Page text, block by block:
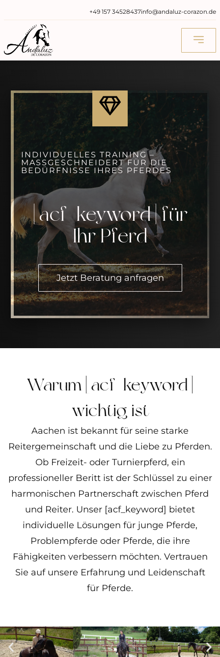
‭+49 157 34528437‬info@andaluz-corazon.de
INDIVIDUELLES TRAINING –
MASSGESCHNEIDERT FÜR DIE B
EDÜRFNISSE IHRES PFERDES
[acf_keyword] für
Ihr Pferd
Jetzt Beratung anfragen
Warum [acf_keyword]
wichtig ist
Aachen ist bekannt für seine starke
Reitergemeinschaft und die Liebe zu Pferden.
Ob Freizeit- oder Turnierpferd, ein
professioneller Beritt ist der Schlüssel zu einer
harmonischen Partnerschaft zwischen Pferd
und Reiter. Unser [acf_keyword] bietet
individuelle Lösungen für junge Pferde,
Problempferde oder Pferde, die ihre
Fähigkeiten verbessern möchten. Vertrauen
Sie auf unsere Erfahrung und Leidenschaft
für Pferde.